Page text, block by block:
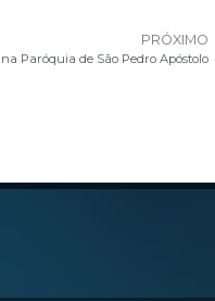
PRÓXIMO
Paróquia de São Pedro Apóstolo